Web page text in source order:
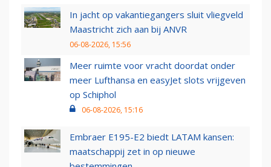
In jacht op vakantiegangers sluit vliegveld
Maastricht zich aan bij ANVR
06-08-2026, 15:56
Meer ruimte voor vracht doordat onder
meer Lufthansa en easyJet slots vrijgeven
op Schiphol
06-08-2026, 15:16
Embraer E195-E2 biedt LATAM kansen:
maatschappij zet in op nieuwe